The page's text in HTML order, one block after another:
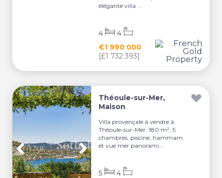
élégante villa ...
€1 990 000
[£1 732 393]
4 4
Théoule-sur-Mer,
Maison
Villa provençale à vendre à
Théoule-sur-Mer, 180 m², 5
chambres, piscine, hammam
et vue mer panorami...
5 4